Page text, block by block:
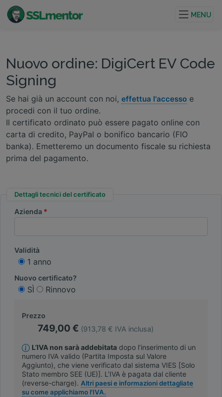
internet.
MENU
Nuovo ordine: DigiCert EV Code
Signing
Se hai già un account con noi, effettua l'accesso e
procedi con il tuo ordine.
Il certificato ordinato può essere pagato online con
carta di credito, PayPal o bonifico bancario (FIO
banka). Emetteremo un documento fiscale su richiesta
prima del pagamento.
Dettagli tecnici del certificato
Azienda
Validità
1 anno
Nuovo certificato?
SÌ Rinnovo
Prezzo
749,00 € (913,78 € IVA inclusa)
L’IVA non sarà addebitata dopo l’inserimento di un
numero IVA valido (Partita Imposta sul Valore
Aggiunto), che viene verificato dal sistema VIES [Solo
Stato membro SEE (UE)]. L’IVA è pagata dal cliente
(reverse-charge). Altri paesi e informazioni dettagliate
su come applichiamo l'IVA.